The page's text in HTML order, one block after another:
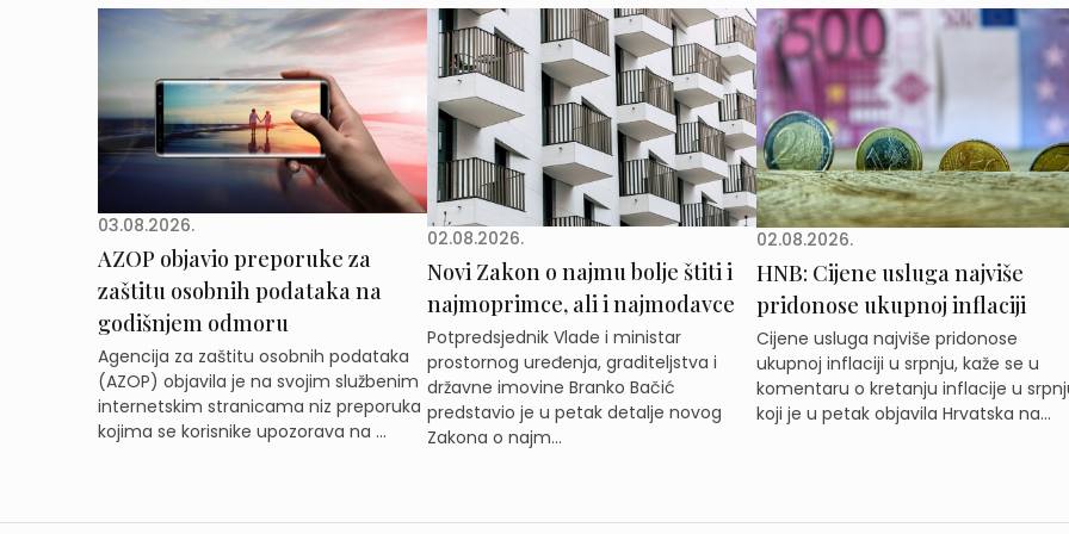
03.08.2026.
AZOP objavio preporuke za
zaštitu osobnih podataka na
godišnjem odmoru
Agencija za zaštitu osobnih podataka
(AZOP) objavila je na svojim službenim
internetskim stranicama niz preporuka
kojima se korisnike upozorava na ...
02.08.2026.
Novi Zakon o najmu bolje štiti i
najmoprimce, ali i najmodavce
Potpredsjednik Vlade i ministar
prostornog uređenja, graditeljstva i
državne imovine Branko Bačić
predstavio je u petak detalje novog
Zakona o najm...
02.08.2026.
HNB: Cijene usluga najviše
pridonose ukupnoj inflaciji
Cijene usluga najviše pridonose
ukupnoj inflaciji u srpnju, kaže se u
komentaru o kretanju inflacije u
koji je u petak objavila Hrvatska na...